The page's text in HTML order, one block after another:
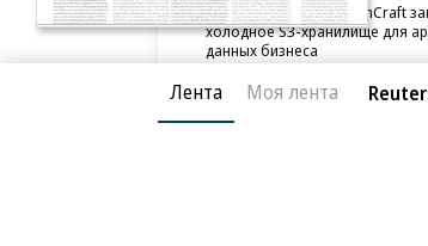
Beeline Cloud и PlatformCraft
холодное S3-хранилище для
данных бизнеса
Лента Моя лента